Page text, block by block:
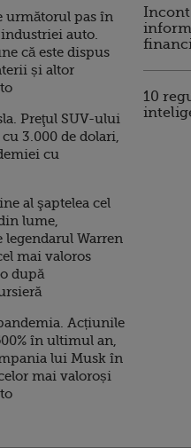
următorul pas în
auto.
că este dispus
și altor
Preţul SUV-ului
3.000 de dolari,
cu
al şaptelea cel
lume,
Warren
mai valoros
după
Acțiunile
în ultimul an,
lui Musk în
mai valoroși
Incont
10